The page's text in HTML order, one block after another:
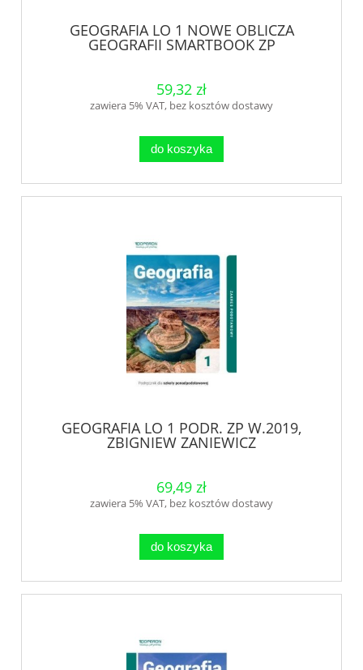
GEOGRAFIA LO 1 NOWE OBLICZA
GEOGRAFII SMARTBOOK ZP
59,32 zł
zawiera 5% VAT, bez kosztów dostawy
do koszyka
GEOGRAFIA LO 1 PODR. ZP W.2019,
ZBIGNIEW ZANIEWICZ
69,49 zł
zawiera 5% VAT, bez kosztów dostawy
do koszyka